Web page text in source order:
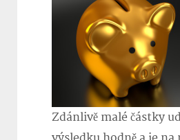
Zdánlivě malé částky